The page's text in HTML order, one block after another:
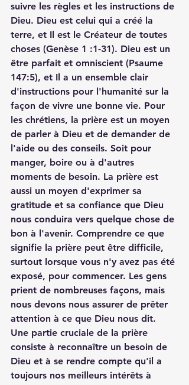
suivre les règles et les instructions de
Dieu. Dieu est celui qui a créé la
terre, et Il est le Créateur de toutes
choses (Genèse 1 :1-31). Dieu est un
être parfait et omniscient (Psaume
147:5), et Il a un ensemble clair
d'instructions pour l'humanité sur la
façon de vivre une bonne vie. Pour
les chrétiens, la prière est un moyen
de parler à Dieu et de demander de
l'aide ou des conseils. Soit pour
manger, boire ou à d'autres
moments de besoin. La prière est
aussi un moyen d'exprimer sa
gratitude et sa confiance que Dieu
nous conduira vers quelque chose de
bon à l'avenir. Comprendre ce que
signifie la prière peut être difficile,
surtout lorsque vous n'y avez pas été
exposé, pour commencer. Les gens
prient de nombreuses façons, mais
nous devons nous assurer de prêter
attention à ce que Dieu nous dit.
Une partie cruciale de la prière
consiste à reconnaître un besoin de
Dieu et à se rendre compte qu'il a
toujours nos meilleurs intérêts à